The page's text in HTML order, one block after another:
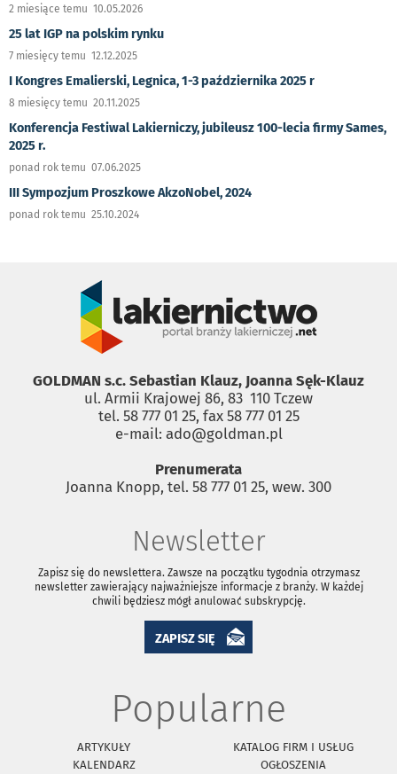
2 miesiące temu 10.05.2026
25 lat IGP na polskim rynku
7 miesięcy temu 12.12.2025
I Kongres Emalierski, Legnica, 1-3 października 2025 r
8 miesięcy temu 20.11.2025
Konferencja Festiwal Lakierniczy, jubileusz 100-lecia firmy Sames,
2025 r.
ponad rok temu 07.06.2025
III Sympozjum Proszkowe AkzoNobel, 2024
ponad rok temu 25.10.2024
GOLDMAN s.c. Sebastian Klauz, Joanna Sęk-Klauz
ul. Armii Krajowej 86, 83 ­ 110 Tczew
tel. 58 777 01 25, fax 58 777 01 25
e-mail: ado@goldman.pl
Prenumerata
Joanna Knopp, tel. 58 777 01 25, wew. 300
Newsletter
Zapisz się do newslettera. Zawsze na początku tygodnia otrzymasz
newsletter zawierający najważniejsze informacje z branży. W każdej
chwili będziesz mógł anulować subskrypcję.
ZAPISZ SIĘ
Popularne
ARTYKUŁY
KATALOG FIRM I USŁUG
KALENDARZ
OGŁOSZENIA